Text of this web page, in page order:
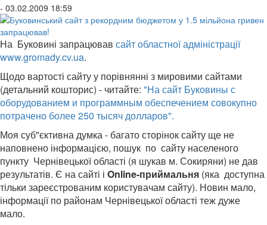
- 03.02.2009 18:59
На Буковині запрацював сайт областної адміністрації
www.gromady.cv.ua.
Щодо вартості сайту у порівнянні з мировими сайтами
(детальний кошторис) - читайте: "На сайт Буковины с
оборудованием и программным обеспечением совокупно
потрачено более 250 тысяч долларов".
Моя суб"єктивна думка - багато сторінок сайту ще не
наповнено інформацією, пошук по сайту населеного
пункту Чернівецької області (я шукав м. Сокиряни) не дав
результатів. Є на сайті і Online-приймальня (яка доступна
тільки зареєстрованим користувачам сайту). Новин мало,
інформації по районам Чернівецької області теж дуже
мало.